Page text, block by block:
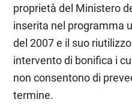
proprietà del Ministero
inserita nel programma
del 2007 e il suo
intervento di bonifica i
non consentono di
termine.